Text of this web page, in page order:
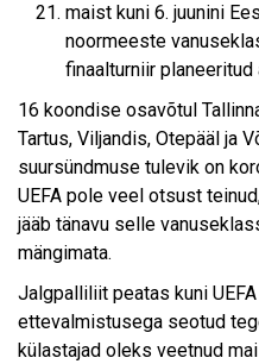
maist kuni 6. juunini
noormeeste
finaalturniir planeeritud
16 koondise osavõtul
Tartus, Viljandis, Otepääl ja
suursündmuse tulevik on
UEFA pole veel otsust
jääb tänavu selle
mängimata.
Jalgpalliliit peatas kuni
ettevalmistusega seotud
külastajad oleks veetnud